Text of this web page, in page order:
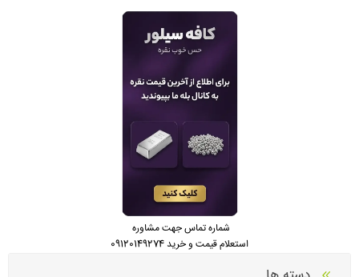
شماره تماس جهت مشاوره
استعلام قیمت و خرید 09120149274